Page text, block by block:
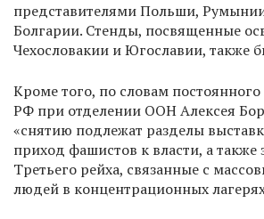
представителями Польши,
Болгарии. Стенды, посвященные
Чехословакии и Югославии, также
Кроме того, по словам постоянного
РФ при отделении ООН Алексея
«снятию подлежат разделы
приход фашистов к власти, а также
Третьего рейха, связанные с
людей в концентрационных